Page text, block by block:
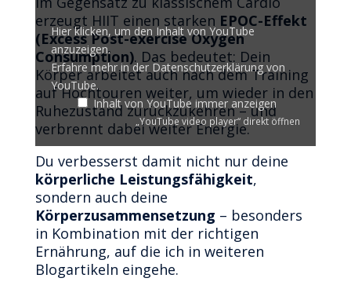
YouTube
anzeigen
Hier klicken, um den Inhalt von YouTube
anzuzeigen.
Erfahre mehr in der Datenschutzerklärung von
YouTube.
Inhalt von YouTube immer anzeigen
„YouTube video player“ direkt öffnen
erzeugt HIIT einen starken EPOC-Effekt
(Excess Post-exercise Oxygen
Consumption). Das bedeutet: Dein
Körper arbeitet auch nach dem Training
auf Hochtouren weiter, um wieder in den
Ruhezustand zurückzukehren – und
verbrennt dabei weiter Energie.
Du verbesserst damit nicht nur deine
körperliche Leistungsfähigkeit,
sondern auch deine
Körperzusammensetzung – besonders
in Kombination mit der richtigen
Ernährung, auf die ich in weiteren
Blogartikeln eingehe.